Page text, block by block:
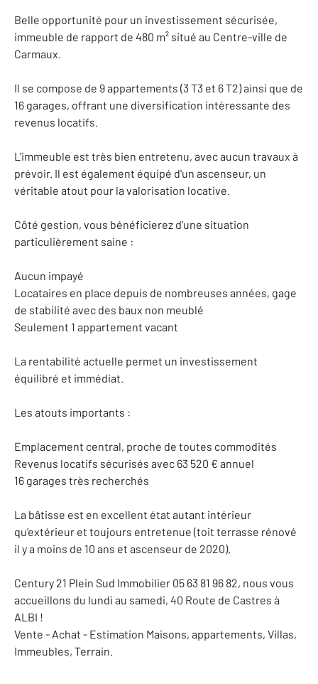
Belle opportunité pour un investissement sécurisée,
immeuble de rapport de 480 m² situé au Centre-ville de
Carmaux.
Il se compose de 9 appartements (3 T3 et 6 T2) ainsi que de
16 garages, offrant une diversification intéressante des
revenus locatifs.
L'immeuble est très bien entretenu, avec aucun travaux à
prévoir. Il est également équipé d'un ascenseur, un
véritable atout pour la valorisation locative.
Côté gestion, vous bénéficierez d'une situation
particulièrement saine :
Aucun impayé
Locataires en place depuis de nombreuses années, gage
de stabilité avec des baux non meublé
Seulement 1 appartement vacant
La rentabilité actuelle permet un investissement
équilibré et immédiat.
Les atouts importants :
Emplacement central, proche de toutes commodités
Revenus locatifs sécurisés avec 63 520 € annuel
16 garages très recherchés
La bâtisse est en excellent état autant intérieur
qu'extérieur et toujours entretenue (toit terrasse rénové
il y a moins de 10 ans et ascenseur de 2020).
Century 21 Plein Sud Immobilier 05 63 81 96 82, nous vous
accueillons du lundi au samedi, 40 Route de Castres à
ALBI !
Vente - Achat - Estimation Maisons, appartements, Villas,
Immeubles, Terrain.